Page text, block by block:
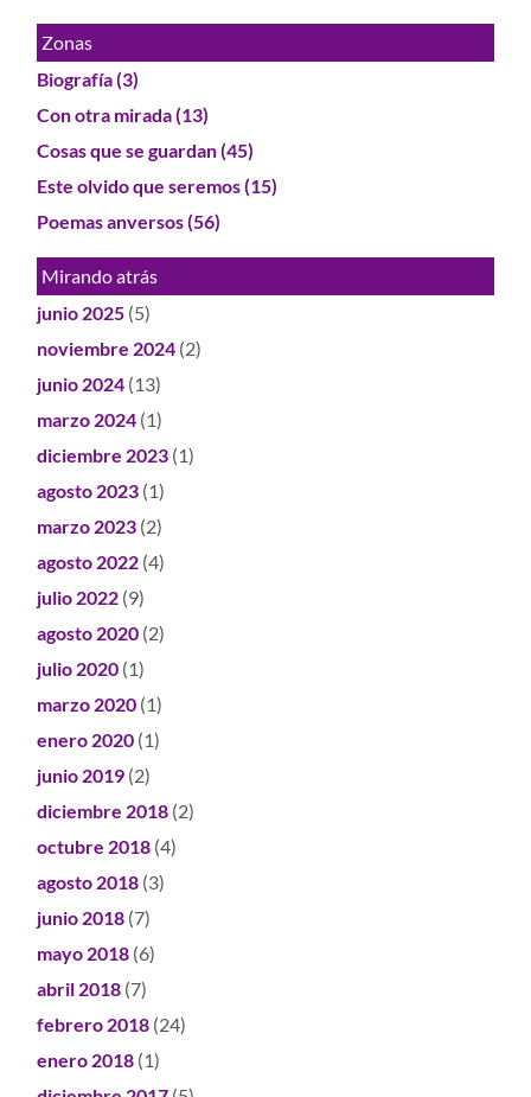
Zonas
Biografía(3)
Con otra mirada(13)
Cosas que se guardan(45)
Este olvido que seremos(15)
Poemas anversos(56)
Mirando atrás
junio 2025 (5)
noviembre 2024 (2)
junio 2024 (13)
marzo 2024 (1)
diciembre 2023 (1)
agosto 2023 (1)
marzo 2023 (2)
agosto 2022 (4)
julio 2022 (9)
agosto 2020 (2)
julio 2020 (1)
marzo 2020 (1)
enero 2020 (1)
junio 2019 (2)
diciembre 2018 (2)
octubre 2018 (4)
agosto 2018 (3)
junio 2018 (7)
mayo 2018 (6)
abril 2018 (7)
febrero 2018 (24)
enero 2018 (1)